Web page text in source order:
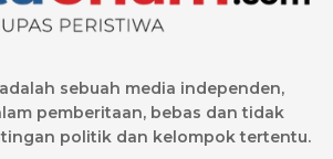
adalah sebuah media independen,
pemberitaan, bebas dan tidak
politik dan kelompok tertentu.